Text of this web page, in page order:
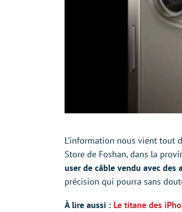
L’information nous vient tout
Store de Foshan, dans la
user de câble vendu avec
précision qui pourra sans
À lire aussi : Le titane des